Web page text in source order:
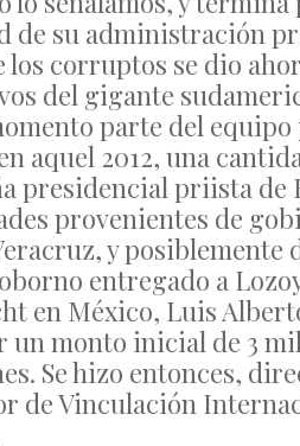
de su administración
los corruptos se dio
del gigante
parte del
aquel 2012, una
presidencial priista
provenientes de
y posiblemente
entregado a
en México, Luis
un monto inicial de 3
Se hizo entonces,
de Vinculación